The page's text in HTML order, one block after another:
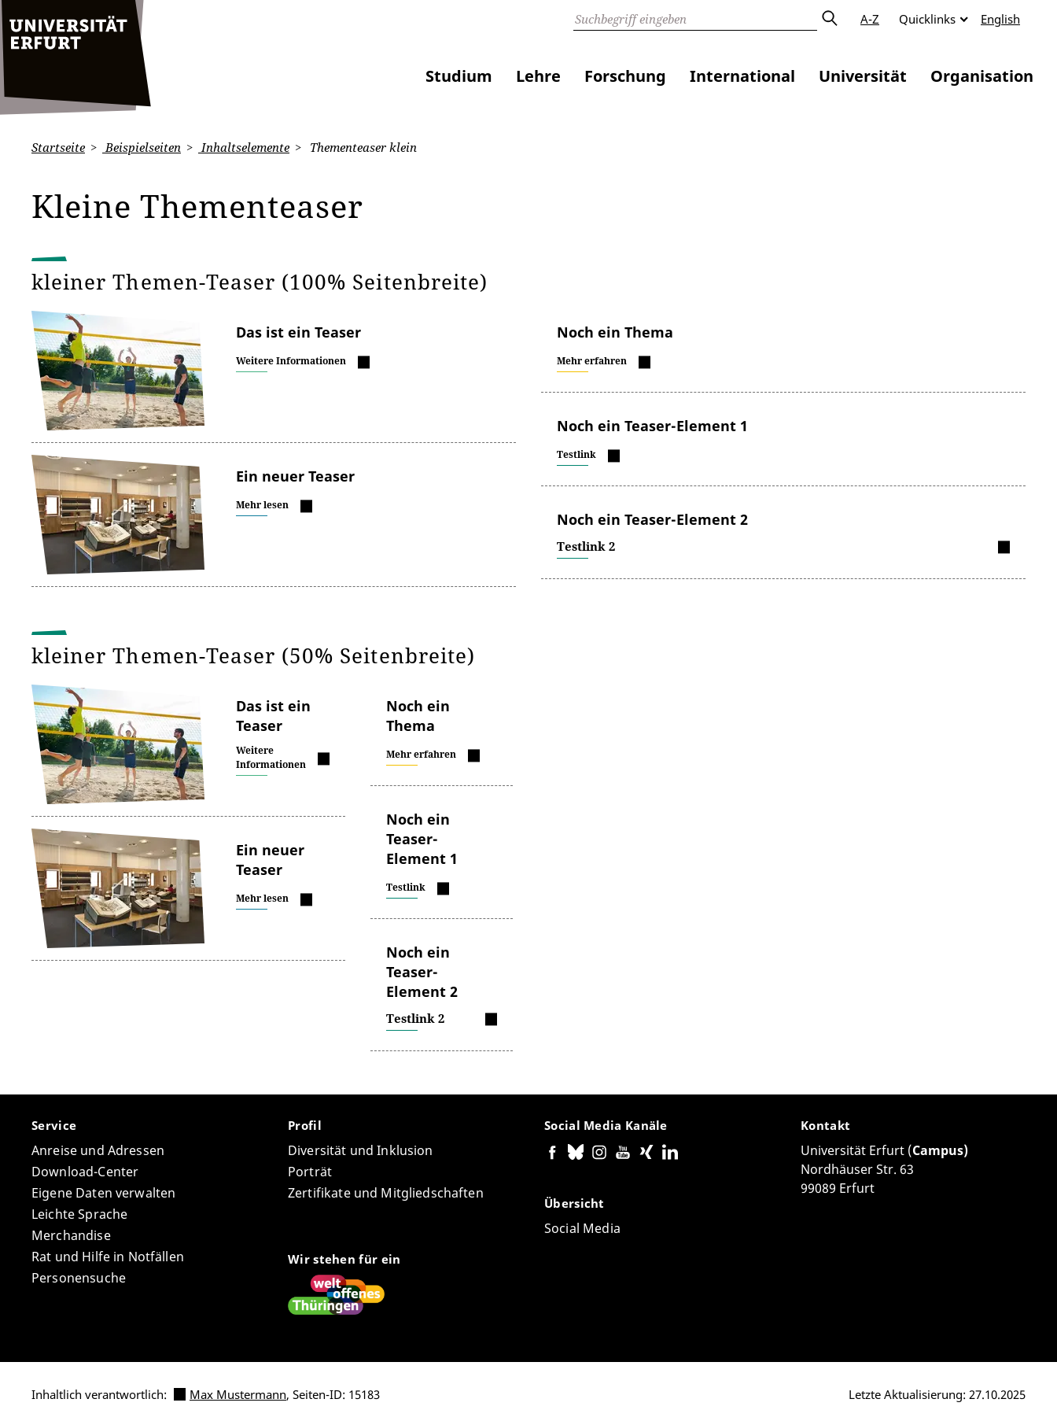
A-Z Quicklinks English
Studium Lehre Forschung International Universität Organisation
Startseite Beispielseiten Inhaltselemente Thementeaser klein
Kleine Thementeaser
kleiner Themen-Teaser (100% Seitenbreite)
Das ist ein Teaser
Weitere Informationen
Ein neuer Teaser
Mehr lesen
Noch ein Thema
Mehr erfahren
Noch ein Teaser-Element 1
Testlink
Noch ein Teaser-Element 2
Testlink 2
kleiner Themen-Teaser (50% Seitenbreite)
Das ist ein
Teaser
Weitere
Informationen
Ein neuer
Teaser
Mehr lesen
Noch ein
Thema
Mehr erfahren
Noch ein
Teaser-
Element 1
Testlink
Noch ein
Teaser-
Element 2
Testlink 2
Service
Anreise und Adressen
Download-Center
Eigene Daten verwalten
Leichte Sprache
Merchandise
Rat und Hilfe in Notfällen
Personensuche
Profil
Diversität und Inklusion
Porträt
Zertifikate und Mitgliedschaften
Wir stehen für ein
Social Media Kanäle
Übersicht
Social Media
Kontakt
Universität Erfurt (Campus)
Nordhäuser Str. 63
99089 Erfurt
Inhaltlich verantwortlich: Max Mustermann, Seiten-ID: 15183 Letzte Aktualisierung: 27.10.2025